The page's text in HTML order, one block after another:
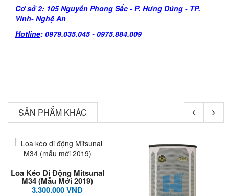
Cơ sở 2: 105 Nguyễn Phong Sắc - P. Hưng Dũng - TP.
Vinh- Nghệ An
Hotline: 0979.035.045 - 0975.884.009
SẢN PHẨM KHÁC
Loa Kéo Di Động Mitsunal
M34 (mẫu Mới 2019)
3.300.000 VNĐ